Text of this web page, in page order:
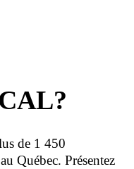
de 1 450
Québec. Présentez